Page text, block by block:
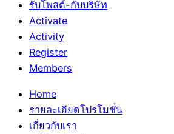
รับโพสต์-กับบริษัท
Activate
Activity
Register
Members
Home
รายละเอียดโปรโมชั่น
เกี่ยวกับเรา